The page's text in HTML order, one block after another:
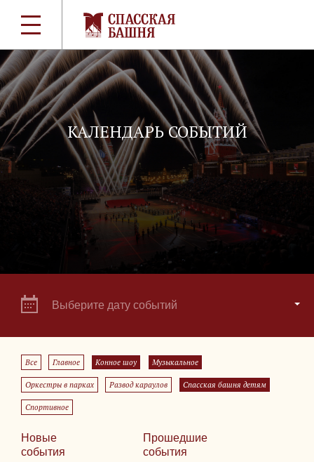
КАЛЕНДАРЬ СОБЫТИЙ
Выберите дату событий
Все Главное Конное шоу Музыкальное
Оркестры в парках Развод караулов Спасская башня детям
Спортивное
Новые
события
Прошедшие
события